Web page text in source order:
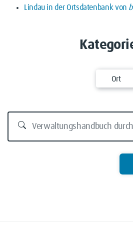
Lindau in der Ortsdatenbank von
Ort